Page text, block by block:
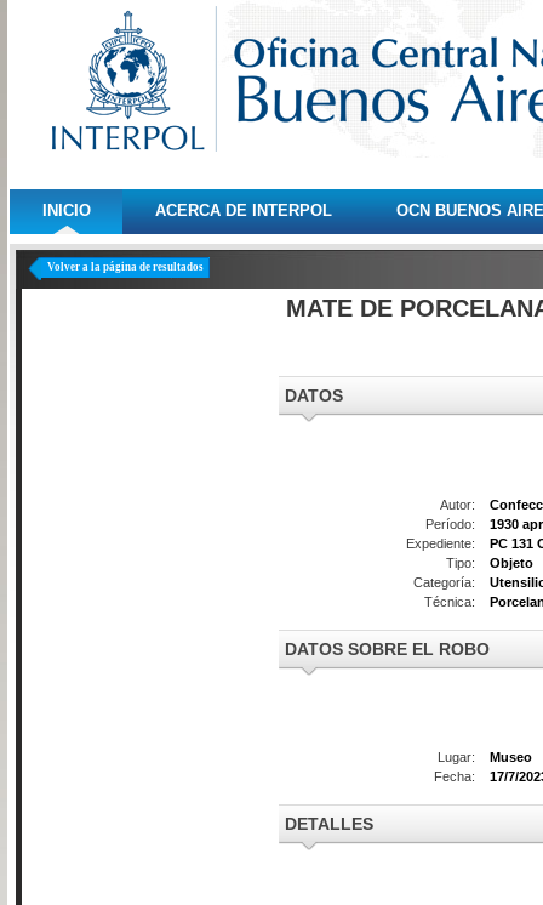
INICIO ACERCA DE INTERPOL OCN BUENOS
Volver a la página de resultados
MATE DE
DATOS
Autor:
Período:
1930
Expediente:
PC 131
Tipo:
Objeto
Categoría:
Técnica:
DATOS SOBRE EL ROBO
Lugar:
Museo
Fecha:
17/7/
DETALLES